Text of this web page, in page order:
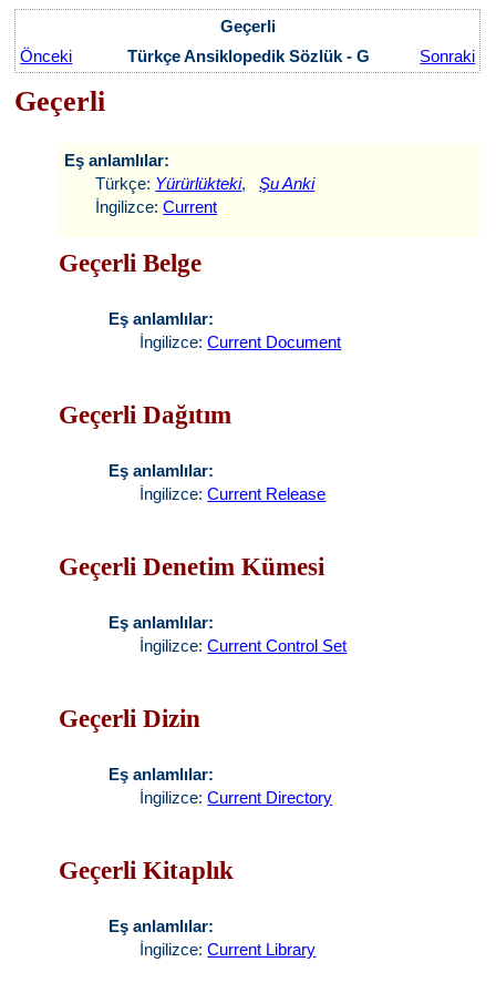
Geçerli
Önceki
Türkçe Ansiklopedik Sözlük - G Sonraki
Geçerli
Eş anlamlılar:
Türkçe: Yürürlükteki,Şu Anki
İngilizce:Current
Geçerli Belge
Eş anlamlılar:
İngilizce:Current Document
Geçerli Dağıtım
Eş anlamlılar:
İngilizce:Current Release
Geçerli Denetim Kümesi
Eş anlamlılar:
İngilizce:Current Control Set
Geçerli Dizin
Eş anlamlılar:
İngilizce:Current Directory
Geçerli Kitaplık
Eş anlamlılar:
İngilizce:Current Library